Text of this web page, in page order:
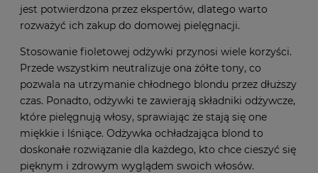
jest potwierdzona przez ekspertów, dlatego warto
rozważyć ich zakup do domowej pielęgnacji.
Stosowanie fioletowej odżywki przynosi wiele korzyści.
Przede wszystkim neutralizuje ona żółte tony, co
pozwala na utrzymanie chłodnego blondu przez dłuższy
czas. Ponadto, odżywki te zawierają składniki odżywcze,
które pielęgnują włosy, sprawiając że stają się one
miękkie i lśniące. Odżywka ochładzająca blond to
doskonałe rozwiązanie dla każdego, kto chce cieszyć się
pięknym i zdrowym wyglądem swoich włosów.